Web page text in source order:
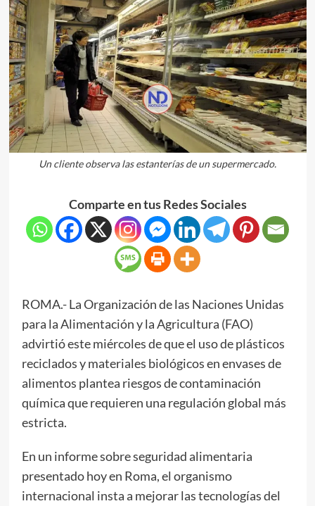
Un cliente observa las estanterías de un supermercado.
Comparte en tus Redes Sociales
ROMA.- La Organización de las Naciones Unidas
para la Alimentación y la Agricultura (FAO)
advirtió este miércoles de que el uso de plásticos
reciclados y materiales biológicos en envases de
alimentos plantea riesgos de contaminación
química que requieren una regulación global más
estricta.
En un informe sobre seguridad alimentaria
presentado hoy en Roma, el organismo
internacional insta a mejorar las tecnologías del